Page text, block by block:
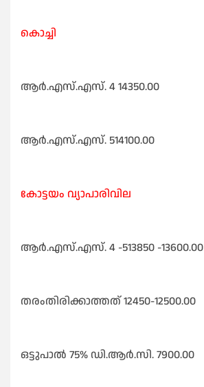
കൊച്ചി
ആർ.എസ്‌.എസ്‌. 4 14350.00
ആർ.എസ്‌.എസ്‌. 514100.00
കോട്ടയം വ്യാപാരിവില
ആർ.എസ്‌.എസ്‌. 4 -513850 -13600.00
തരംതിരിക്കാത്തത്‌ 12450-12500.00
ഒട്ടുപാൽ 75% ഡി.ആർ.സി. 7900.00